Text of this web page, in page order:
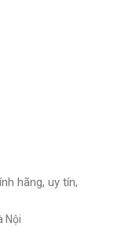
hãng, uy tín,
Nội